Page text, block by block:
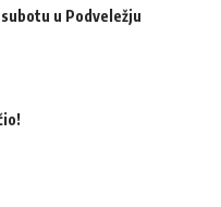
u Podveležju